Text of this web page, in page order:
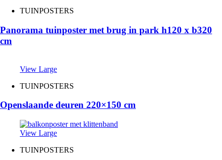
TUINPOSTERS
Panorama tuinposter met brug in park h120 x b320
cm
View Large
TUINPOSTERS
Openslaande deuren 220×150 cm
View Large
TUINPOSTERS